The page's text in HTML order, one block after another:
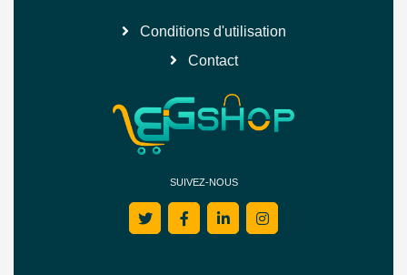
Conditions d'utilisation
Contact
SUIVEZ-NOUS